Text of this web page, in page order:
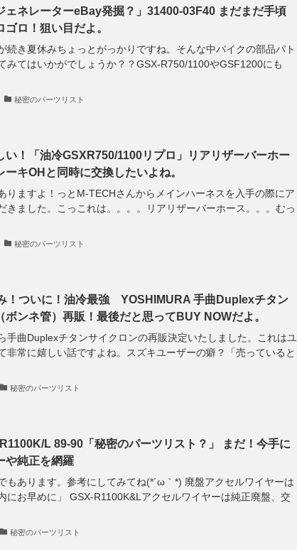
ェネレーターeBay発掘？」31400-03F40 まだまだ手頃
ロ！狙い目だよ。
続き夏休みちょっとがっかりですね。そんな中バイクの部品パト
みてはいかがでしょうか？？GSX-R750/1100やGSF1200にも
秘密のパーツリスト
い！「油冷GSXR750/1100リプロ」リアリザーバーホー
ーキOHと同時に交換したいよね。
りますよ！っとM-TECHさんからメインハーネスを入手の際にア
きました。こっこれは。。。。リアリザーバーホース。。。むっ
秘密のパーツリスト
！ついに！油冷最強 YOSHIMURA 手曲Duplexチタン
ボンネ管）再販！最後だと思ってBUY NOWだよ。
手曲Duplexチタンサイクロンの再販決定いたしました。これはユ
非常に嬉しい話ですよね。スズキユーザーの癖？「売っていると
秘密のパーツリスト
L 89-90「秘密のパーツリスト？」 まだ！今手に
や純正を網羅
もあります。参考にしてみてね(*´ω｀*) 廃盤アクセルワイヤーは
にお早めに」 GSX-R1100K&Lアクセルワイヤーは純正廃盤、交
秘密のパーツリスト